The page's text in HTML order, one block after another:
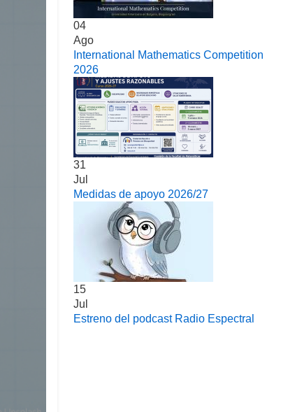
04
Ago
International Mathematics Competition
2026
31
Jul
Medidas de apoyo 2026/27
15
Jul
Estreno del podcast Radio Espectral